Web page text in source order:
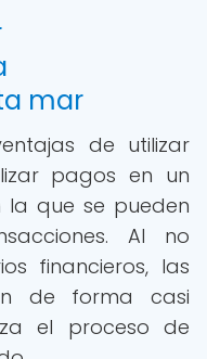
mar
de utilizar
pagos en un
que se pueden
Al no
financieros, las
de forma casi
el proceso de